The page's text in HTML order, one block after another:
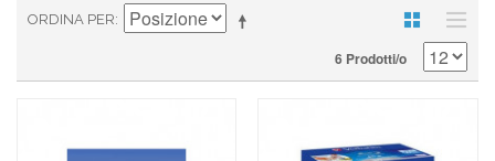
ORDINA PER
6 Prodotti/o